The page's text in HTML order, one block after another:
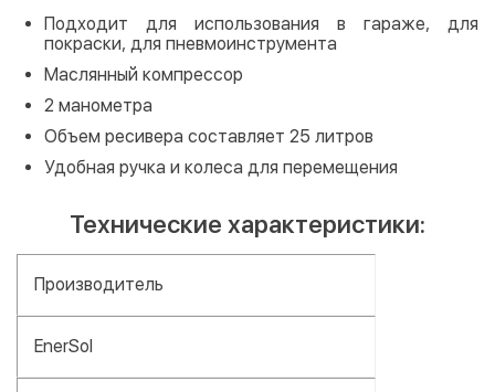
Подходит для использования в гараже, для
покраски, для пневмоинструмента
Маслянный компрессор
2 манометра
Объем ресивера составляет 25 литров
Удобная ручка и колеса для перемещения
Технические характеристики:
Производитель
EnerSol